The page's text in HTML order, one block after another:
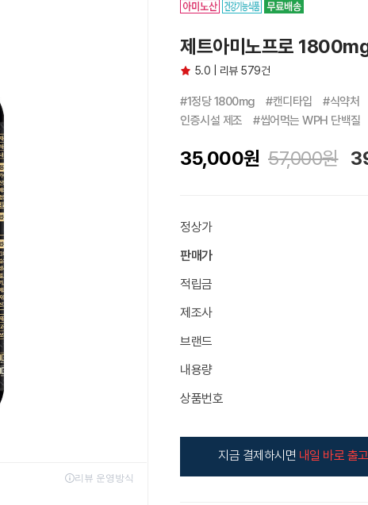
제트아미노프로
5.0 | 리뷰 579건
#1정당 1800mg　#캔디타입　#식약처
인증시설 제조　#씹어먹는 WPH 단백질
35,000원 57,000원
정상가
판매가
적립금
제조사
브랜드
내용량
상품번호
지금 결제하시면 내일 바로 출고